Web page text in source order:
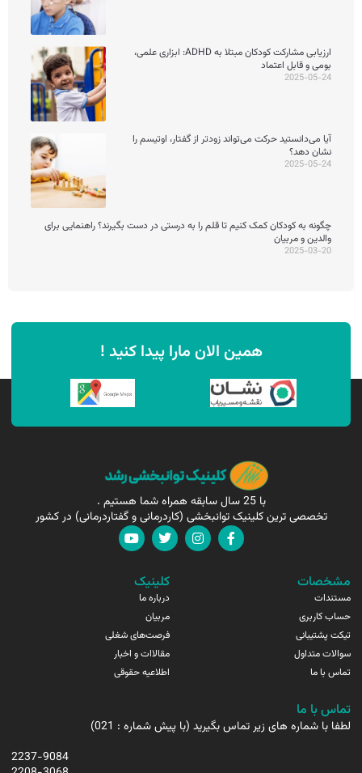
ارزیابی مشارکت کودکان مبتلا به ADHD: ابزاری علمی،
بومی و قابل اعتماد
2025-05-24
آیا می‌دانستید حرکت می‌تواند زودتر از گفتار، اوتیسم را
نشان دهد؟
2025-05-24
چگونه به کودکان کمک کنیم تا قلم را به درستی در دست بگیرند؟ راهنمایی برای
والدین و مربیان
2025-03-20
همین الان مارا پیدا کنید !
با 25 سال سابقه همراه شما هستیم .
تخصصی ترین کلینیک توانبخشی (کاردرمانی و گفتاردرمانی) در کشور
مشخصات
مستندات
حساب کاربری
تیکت پشتیبانی
سوالات متداول
تماس با ما
کلینیک
درباره ما
مربیان
فرصت‌های شغلی
مقالاات و اخبار
اطلاعیه حقوقی
تماس با ما
لطفا با شماره های زیر تماس بگیرید (با پیش شماره : 021)
2237-9084